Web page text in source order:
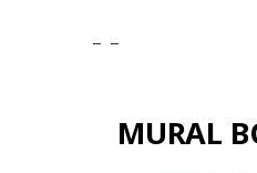
MURAL